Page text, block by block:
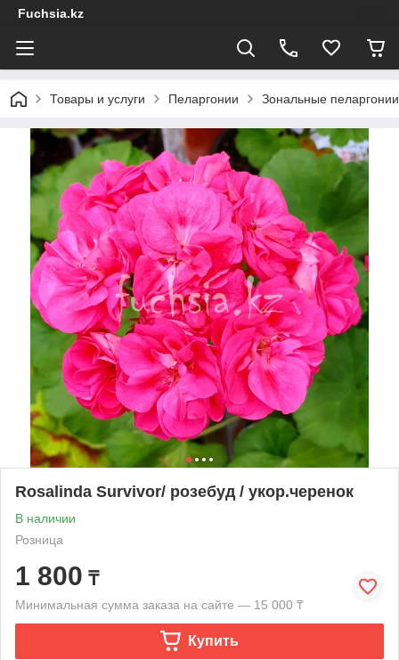
Fuchsia.kz
Товары и услуги Пеларгонии Зональные пеларгонии
Rosalinda Survivor/ розебуд / укор.черенок
В наличии
Розница
1 800 ₸
Минимальная сумма заказа на сайте — 15 000 ₸
Купить